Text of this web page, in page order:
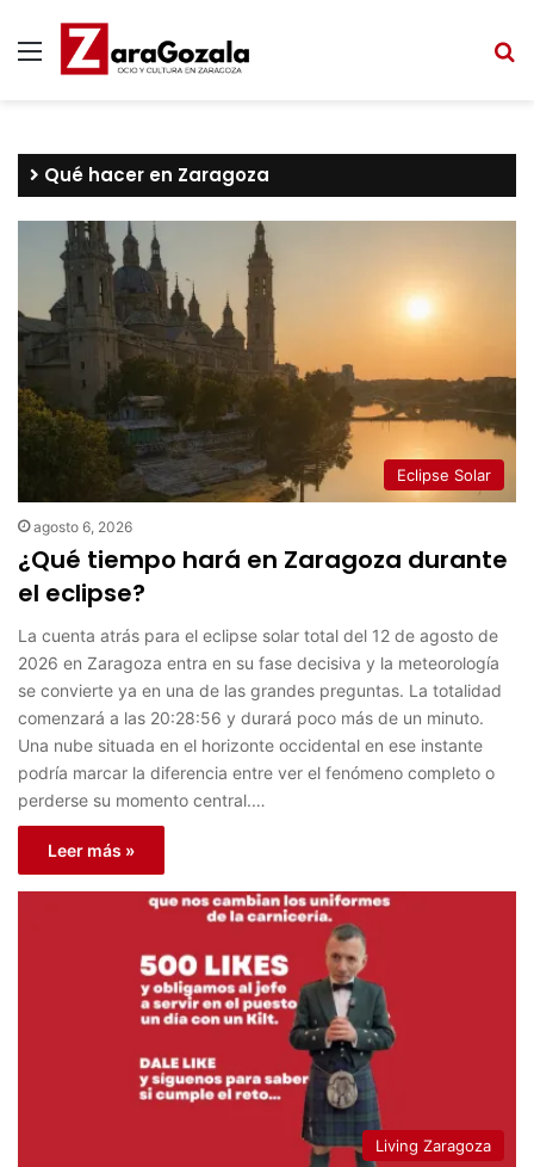
Menú
Qué hacer en Zaragoza
Eclipse Solar
agosto 6, 2026
¿Qué tiempo hará en Zaragoza durante
el eclipse?
La cuenta atrás para el eclipse solar total del 12 de agosto de
2026 en Zaragoza entra en su fase decisiva y la meteorología
se convierte ya en una de las grandes preguntas. La totalidad
comenzará a las 20:28:56 y durará poco más de un minuto.
Una nube situada en el horizonte occidental en ese instante
podría marcar la diferencia entre ver el fenómeno completo o
perderse su momento central.…
Leer más »
Living Zaragoza